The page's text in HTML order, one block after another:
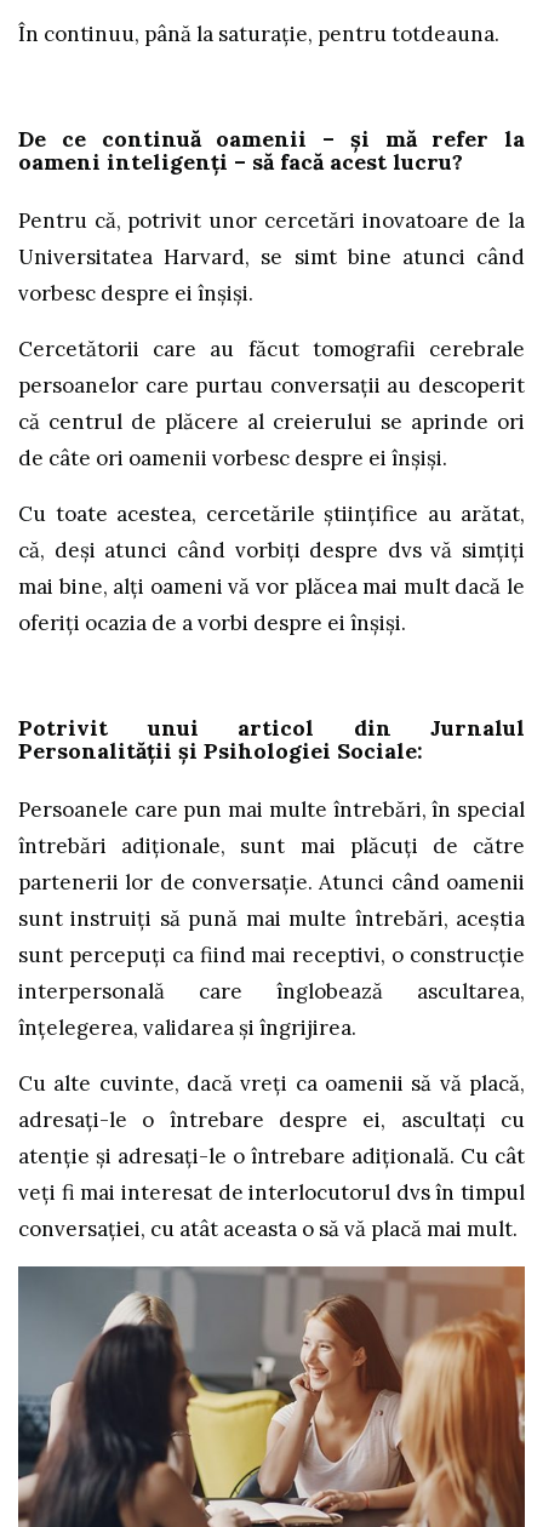
În continuu, până la saturație, pentru totdeauna.
De ce continuă oamenii – și mă refer la
oameni inteligenți – să facă acest lucru?
Pentru că, potrivit unor cercetări inovatoare de la
Universitatea Harvard, se simt bine atunci când
vorbesc despre ei înșiși.
Cercetătorii care au făcut tomografii cerebrale
persoanelor care purtau conversații au descoperit
că centrul de plăcere al creierului se aprinde ori
de câte ori oamenii vorbesc despre ei înșiși.
Cu toate acestea, cercetările științifice au arătat,
că, deși atunci când vorbiți despre dvs vă simțiți
mai bine, alți oameni vă vor plăcea mai mult dacă le
oferiți ocazia de a vorbi despre ei înșiși.
Potrivit unui articol din Jurnalul
Personalității și Psihologiei Sociale:
Persoanele care pun mai multe întrebări, în special
întrebări adiționale, sunt mai plăcuți de către
partenerii lor de conversație. Atunci când oamenii
sunt instruiți să pună mai multe întrebări, aceștia
sunt percepuți ca fiind mai receptivi, o construcție
interpersonală care înglobează ascultarea,
înțelegerea, validarea și îngrijirea.
Cu alte cuvinte, dacă vreți ca oamenii să vă placă,
adresați-le o întrebare despre ei, ascultați cu
atenție și adresați-le o întrebare adițională. Cu cât
veți fi mai interesat de interlocutorul dvs în timpul
conversației, cu atât aceasta o să vă placă mai mult.